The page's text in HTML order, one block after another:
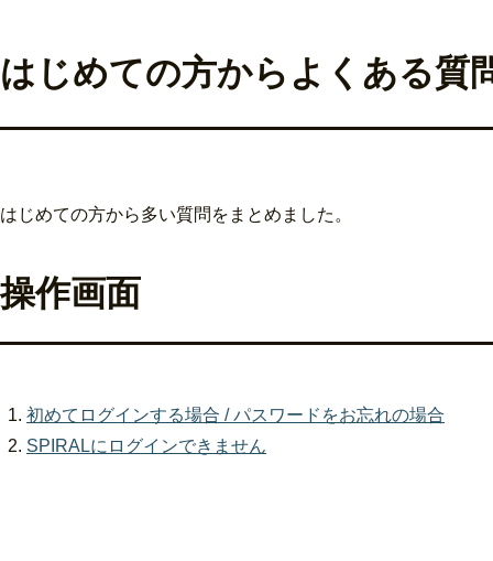
はじめての方からよくある質
はじめての方から多い質問をまとめました。
操作画面
初めてログインする場合 / パスワードをお忘れの場合
SPIRALにログインできません